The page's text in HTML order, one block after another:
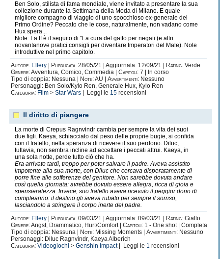
Ben Solo, stilista di fama mondiale, viene invitato a presentare la sua
collezione durante la Settimana della Moda di Milano. E quale
migliore compagno di viaggio di uno spocchioso ex-generale del
Primo Ordine? Peccato che le cose, naturalmente, non vadano come
Hux spera...
Note: La ff è il seguito di "La cura del gatto per negati (e altri
novantanove pratici consigli per diventare Imperatori del Male). Note
introduttive nel primo capitolo.
Autore: Ellery Pubblicata: 28/05/21 | Aggiornata: 12/09/21 | Rating: Verde
Genere:Avventura, Comico, Commedia | Capitoli: 7 | In corso
Tipo di coppia: Nessuna |
Note:AU | Avvertimenti: Nessuno
Personaggi: Ben Solo/Kylo Ren, Generale Hux, Kylo Ren
Categoria: Film > Star Wars | Leggi le 15 recensioni
Il diritto di piangere
La morte di Crepus Ragnvindr cambia per sempre la vita dei suoi
due figli. Kaeya, schiacciato dal peso delle proprie bugie, si confida
con il fratello, nella speranza di ricevere il suo perdono. Diluc,
tuttavia, non sembra incline ad accettare i peccati altrui. Kaeya, in
una sola notte, perde tutto ciò che ha.
Era arrivato tardi, troppo per poter salvare il padre. Aveva assistito
impotente alla sua morte, con Diluc che cercava disperatamente di
porre fine alle sofferenze del genitore. Non sarebbe dovuta andare
così quella giornata: avrebbe dovuto essere allegra, ricca di gioia e
spensieratezza. Invece, suo fratello aveva ricevuto il peggior dono di
compleanno: il destino gli aveva rubato per sempre il sorriso,
lasciandolo a stringere il corpo inerte del padre.
Autore: Ellery Pubblicata: 09/03/21 | Aggiornata: 09/03/21 | Rating: Giallo
Genere:Angst, Drammatico, Hurt/Comfort | Capitoli: 1 - One shot | Completa
Tipo di coppia: Nessuna |
Note: Missing Moments | Avvertimenti: Nessuno
Personaggi: Diluc Ragnvindr, Kaeya Alberich
Categoria: Videogiochi > Genshin Impact| Leggi le 1 recensioni